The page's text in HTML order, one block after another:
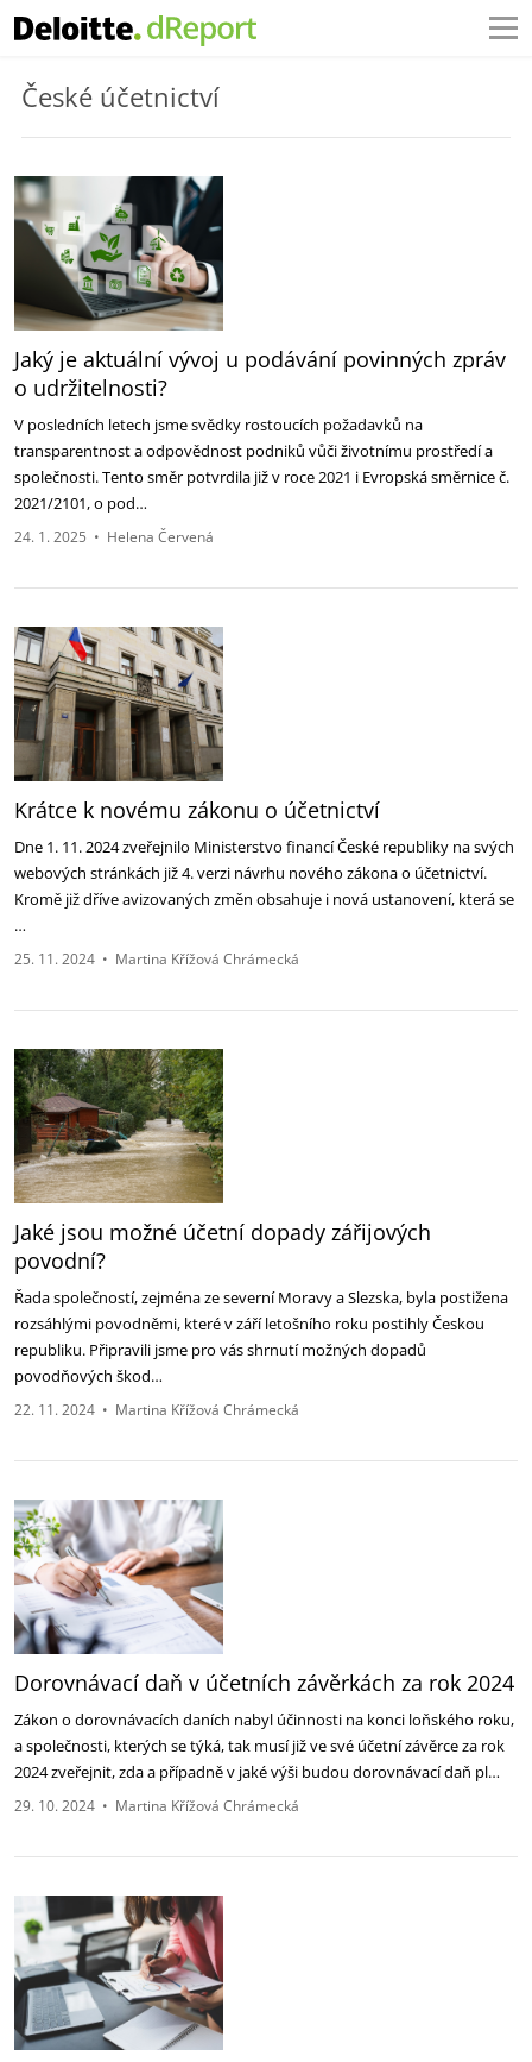
České účetnictví
Jaký je aktuální vývoj u podávání povinných zpráv
o udržitelnosti?
V posledních letech jsme svědky rostoucích požadavků na
transparentnost a odpovědnost podniků vůči životnímu prostředí a
společnosti. Tento směr potvrdila již v roce 2021 i Evropská směrnice č.
2021/2101, o pod…
24. 1. 2025 • Helena Červená
Krátce k novému zákonu o účetnictví
Dne 1. 11. 2024 zveřejnilo Ministerstvo financí České republiky na svých
webových stránkách již 4. verzi návrhu nového zákona o účetnictví.
Kromě již dříve avizovaných změn obsahuje i nová ustanovení, která se
…
25. 11. 2024 • Martina Křížová Chrámecká
Jaké jsou možné účetní dopady zářijových
povodní?
Řada společností, zejména ze severní Moravy a Slezska, byla postižena
rozsáhlými povodněmi, které v září letošního roku postihly Českou
republiku. Připravili jsme pro vás shrnutí možných dopadů
povodňových škod…
22. 11. 2024 • Martina Křížová Chrámecká
Dorovnávací daň v účetních závěrkách za rok 2024
Zákon o dorovnávacích daních nabyl účinnosti na konci loňského roku,
a společnosti, kterých se týká, tak musí již ve své účetní závěrce za rok
2024 zveřejnit, zda a případně v jaké výši budou dorovnávací daň pl…
29. 10. 2024 • Martina Křížová Chrámecká